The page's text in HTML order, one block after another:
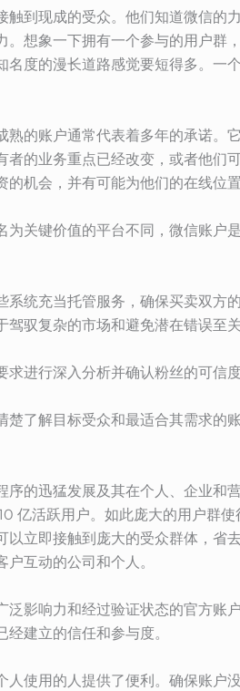
到现成的受众。他们知道微信的
想象一下拥有一个参与的用户群
度的漫长道路感觉要短得多。一
的账户通常代表着多年的承诺。
的业务重点已经改变，或者他们
机会，并有可能为他们的在线位置
关键价值的平台不同，微信账户
统充当托管服务，确保买卖双方
驭复杂的市场和避免潜在错误至关
进行深入分析并确认粉丝的可信度
了解目标受众和最适合其需求的
的迅猛发展及其在个人、企业和
亿活跃用户。如此庞大的用户群
立即接触到庞大的受众群体，省
互动的公司和个人。
影响力和经过验证状态的官方账
建立的信任和参与度。
使用的人提供了便利。确保账户